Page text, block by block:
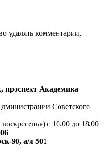
удалять комментарии,
проспект Академика
Советского
с 10.00 до 18.00
90, а/я 501